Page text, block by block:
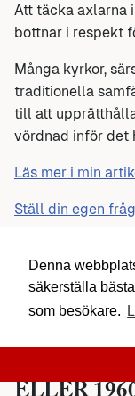
Denna
säkerställa
som besökare.
Att täcka axlarna
bottnar i respekt
Många kyrkor,
traditionella
till att
vördnad inför det
Läs mer i min
Ställ din egen
Etikettdoktorn